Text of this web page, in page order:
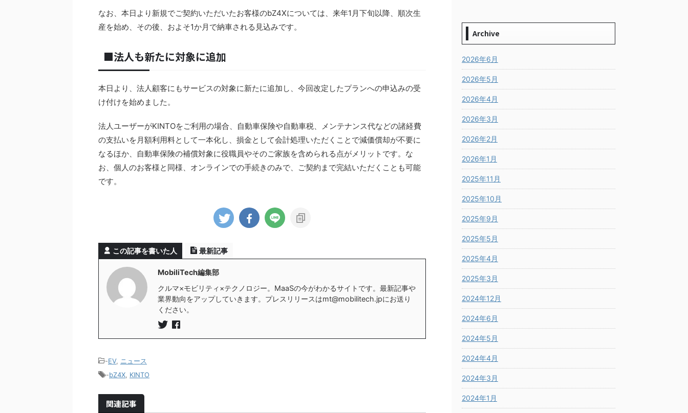
なお、本日より新規でご契約いただいたお客様のbZ4Xについては、来年1月下旬以降、順次生
産を始め、その後、およそ1か月で納車される見込みです。
■法人も新たに対象に追加
本日より、法人顧客にもサービスの対象に新たに追加し、今回改定したプランへの申込みの受
け付けを始めました。
法人ユーザーがKINTOをご利用の場合、自動車保険や自動車税、メンテナンス代などの諸経費
の支払いを月額利用料として一本化し、損金として会計処理いただくことで減価償却が不要に
なるほか、自動車保険の補償対象に役職員やそのご家族を含められる点がメリットです。な
お、個人のお客様と同様、オンラインでの手続きのみで、ご契約まで完結いただくことも可能
です。
この記事を書いた人 最新記事
MobiliTech編集部
クルマ×モビリティ×テクノロジー。MaaSの今がわかるサイトです。最新記事や
業界動向をアップしていきます。プレスリリースはmt@mobilitech.jpにお送り
ください。
-EV, ニュース
-bZ4X KINTO
関連記事
Archive
2026年6月
2026年5月
2026年4月
2026年3月
2026年2月
2026年1月
2025年11月
2025年10月
2025年9月
2025年5月
2025年4月
2025年3月
2024年12月
2024年6月
2024年5月
2024年4月
2024年3月
2024年1月